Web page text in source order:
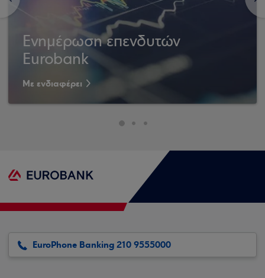
Ενημέρωση επενδυτών
Eurobank
Με ενδιαφέρει
EuroPhone Banking 210 9555000